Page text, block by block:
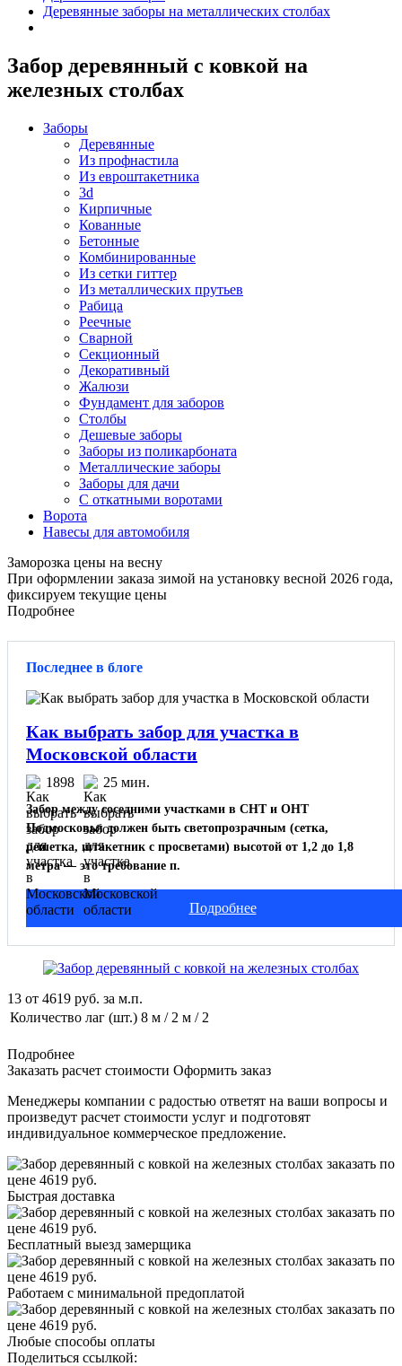
Деревянные заборы на металлических столбах
Забор деревянный с ковкой на
железных столбах
Заборы
Деревянные
Из профнастила
Из евроштакетника
3d
Кирпичные
Кованные
Бетонные
Комбинированные
Из сетки гиттер
Из металлических прутьев
Рабица
Реечные
Сварной
Секционный
Декоративный
Жалюзи
Фундамент для заборов
Столбы
Дешевые заборы
Заборы из поликарбоната
Металлические заборы
Заборы для дачи
С откатными воротами
Ворота
Навесы для автомобиля
Заморозка цены на весну
При оформлении заказа зимой на установку весной 2026 года,
фиксируем текущие цены
Подробнее
Последнее в блоге
Как выбрать забор для участка в
Московской области
1898 25 мин.
Забор между соседними участками в СНТ и ОНТ
Подмосковья должен быть светопрозрачным (сетка,
решетка, штакетник с просветами) высотой от 1,2 до 1,8
метра — это требование п.
Подробнее
13 от 4619 руб. за м.п.
Количество лаг (шт.) 8 м / 2 м / 2
Подробнее
Заказать расчет стоимости Оформить заказ
Менеджеры компании с радостью ответят на ваши вопросы и
произведут расчет стоимости услуг и подготовят
индивидуальное коммерческое предложение.
Быстрая доставка
Бесплатный выезд замерщика
Работаем с минимальной предоплатой
Любые способы оплаты
Поделиться ссылкой: